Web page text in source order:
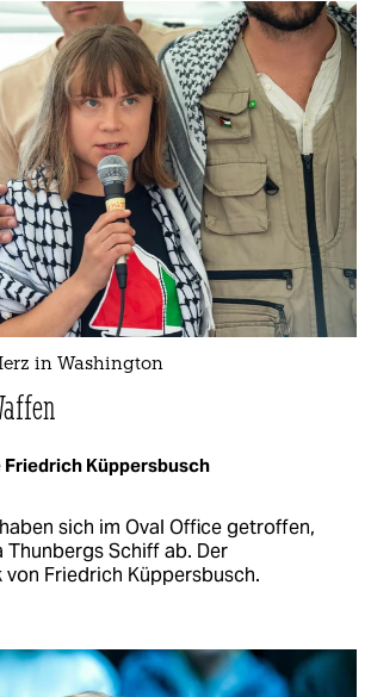
in Washington
Friedrich Küppersbusch
sich im Oval Office getroffen,
Thunbergs Schiff ab. Der
Friedrich Küppersbusch.